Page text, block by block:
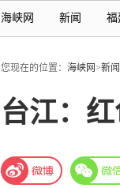
海峡网 新闻 福
您现在的位置： 海峡网>新
台江：